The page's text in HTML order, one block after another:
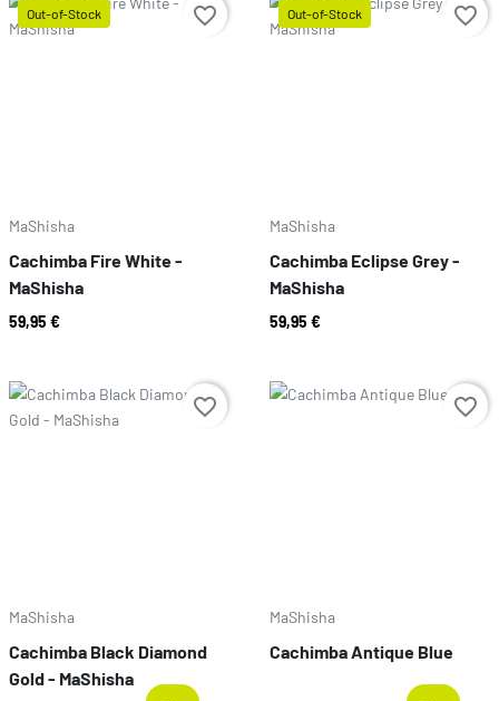
Out-of-Stock
MaShisha
Cachimba Fire White -
MaShisha
59,95 €
favorite_border Out-of-Stock
MaShisha
Cachimba Eclipse Grey -
MaShisha
59,95 €
favorite_border
Prix
MaShisha
Cachimba Black Diamond
Gold - MaShisha
favorite_border Prix
MaShisha
Cachimba Antique Blue
favorite_border